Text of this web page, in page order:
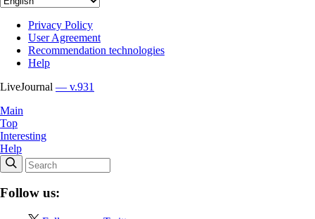
Privacy Policy
User Agreement
Recommendation technologies
Help
LiveJournal — v.931
Main
Top
Interesting
Help
Follow us: